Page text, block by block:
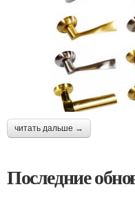
читать дальше →
Последние